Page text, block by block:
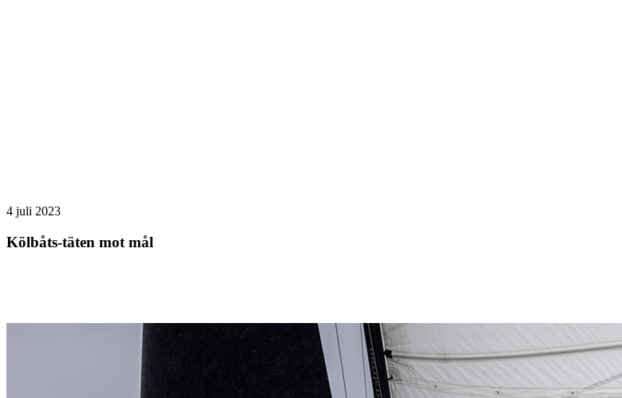
4 juli 2023
Kölbåts-täten mot mål